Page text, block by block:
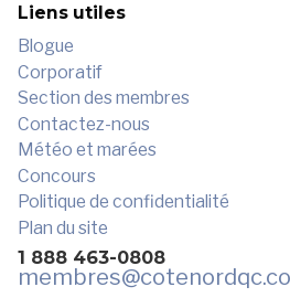
Liens utiles
Blogue
Corporatif
Section des membres
Contactez-nous
Météo et marées
Concours
Politique de confidentialité
Plan du site
1 888 463-0808
membres